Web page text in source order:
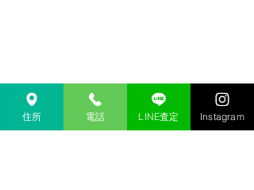
住所 電話 LINE査定 Instagram